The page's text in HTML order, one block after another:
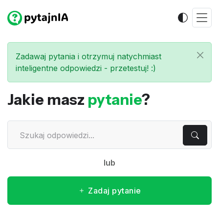
Zadawaj pytania i otrzymuj natychmiast
inteligentne odpowiedzi - przetestuj! :)
Jakie masz pytanie?
lub
Zadaj pytanie